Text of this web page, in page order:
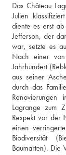
Das Château
Julien
diente es erst
Jefferson, der
war, setzte es
Nach einer
Jahrhundert
aus seiner
durch das
Lagrange zum
Respekt vor der
einen
Biodiversität
Baumarten). Die